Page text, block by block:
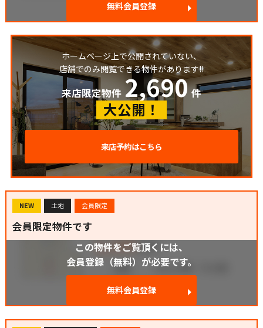
無料会員登録
ホームページ上で公開されていない、
店舗でのみ閲覧できる物件があります!!
来店限定物件 2,690 件
大公開！
来店予約はこちら
NEW 土地 会員限定
会員限定物件です
この物件をご覧頂くには、
会員登録（無料）が必要です。
無料会員登録